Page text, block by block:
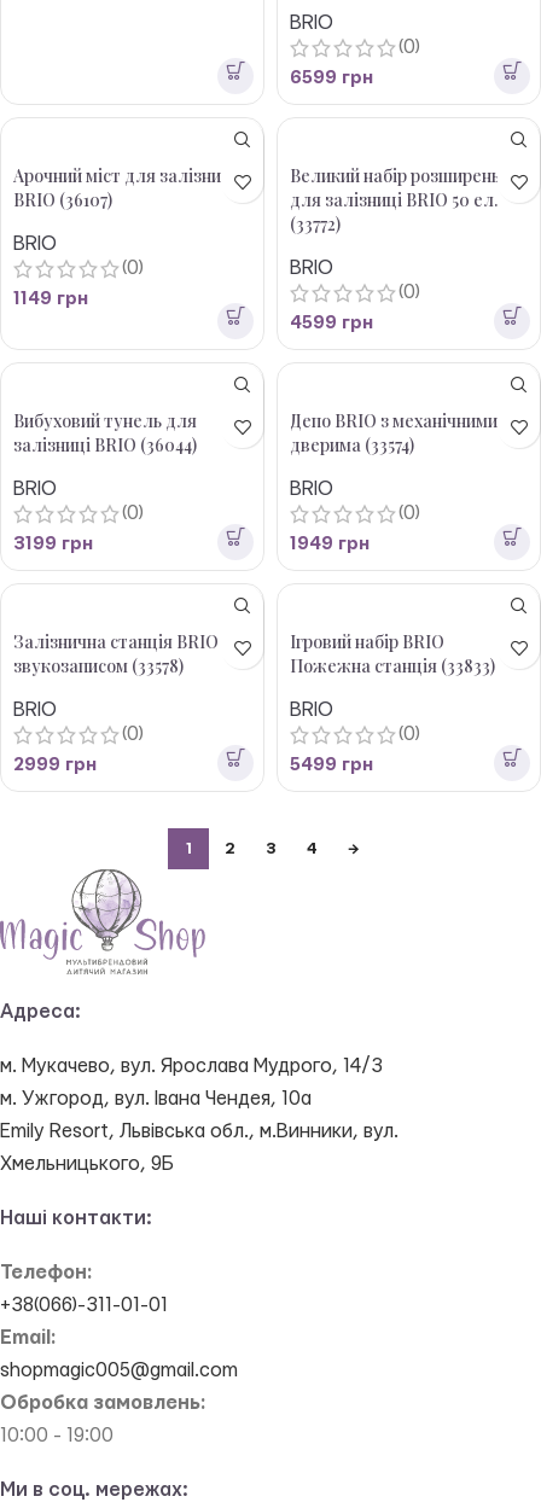
BRIO
(0)
6599 грн
Арочний міст для залізниці
BRIO (36107)
BRIO
(0)
1149 грн
Великий набір розширень
для залізниці BRIO 50 ел.
(33772)
BRIO
(0)
4599 грн
Вибуховий тунель для
залізниці BRIO (36044)
BRIO
(0)
3199 грн
Депо BRIO з механічними
дверима (33574)
BRIO
(0)
1949 грн
Залізнична станція BRIO зі
звукозаписом (33578)
BRIO
(0)
2999 грн
Ігровий набір BRIO
Пожежна станція (33833)
BRIO
(0)
5499 грн
1 2 3 4 →
Адреса:
м. Мукачево, вул. Ярослава Мудрого, 14/3
м. Ужгород, вул. Івана Чендея, 10а
Emily Resort, Львівська обл., м.Винники, вул.
Хмельницького, 9Б
Наші контакти:
Телефон:
+38(066)-311-01-01
Email:
shopmagic005@gmail.com
Обробка замовлень:
10:00 - 19:00
Ми в соц. мережах: